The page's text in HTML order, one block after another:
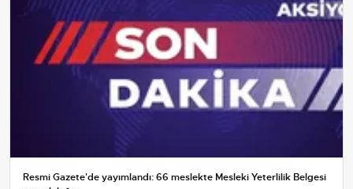
Resmi Gazete'de yayımlandı: 66 meslekte Mesleki Yeterlilik Belgesi